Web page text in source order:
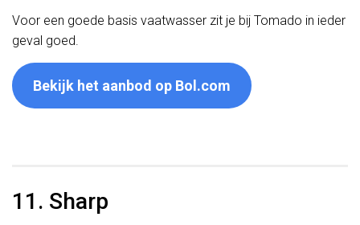
Voor een goede basis vaatwasser zit je bij Tomado in ieder
geval goed.
Bekijk het aanbod op Bol.com
11. Sharp